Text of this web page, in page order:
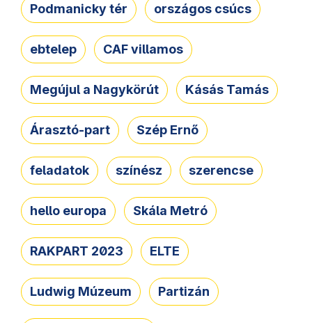
Podmanicky tér országos csúcs
ebtelep CAF villamos
Megújul a Nagykörút Kásás Tamás
Árasztó-part Szép Ernő
feladatok színész szerencse
hello europa Skála Metró
RAKPART 2023 ELTE
Ludwig Múzeum Partizán